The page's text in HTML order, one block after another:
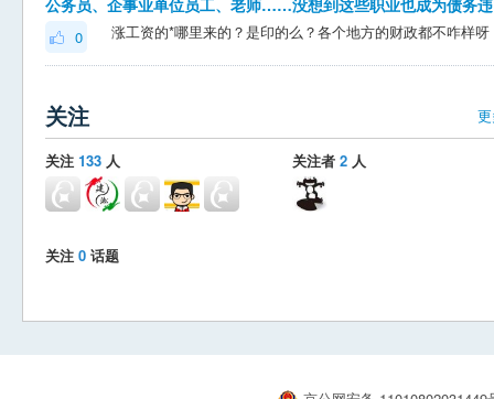
0
关注
关注 133 人 关注者 2 人
关注 0 话题